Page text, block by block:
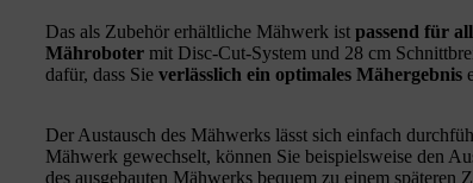
Das als Zubehör erhältliche Mähwerk ist passend für
Mähroboter mit Disc-Cut-System und 28 cm
dafür, dass Sie verlässlich ein optimales Mähergebnis
Der Austausch des Mähwerks lässt sich einfach
Mähwerk gewechselt, können Sie beispielsweise den
des ausgebauten Mähwerks bequem zu einem